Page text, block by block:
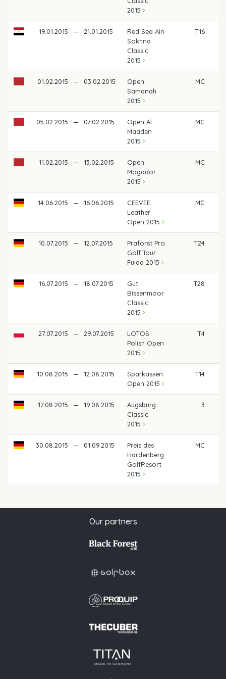
2015
19.01.2015 — 21.01.2015
Red Sea Ain
Sokhna
Classic
2015
T16
01.02.2015 — 03.02.2015
Open
Samanah
2015
MC
05.02.2015 — 07.02.2015
Open Al
Maaden
2015
MC
11.02.2015 — 13.02.2015
Open
Mogador
2015
MC
14.06.2015 — 16.06.2015
CEEVEE
Leather
Open 2015
MC
10.07.2015 — 12.07.2015
Praforst Pro
Golf Tour
Fulda 2015
T24
16.07.2015 — 18.07.2015
Gut
Bissenmoor
Classic
2015
T28
27.07.2015 — 29.07.2015
LOTOS
Polish Open
2015
T4
10.08.2015 — 12.08.2015
Sparkassen
Open 2015
T14
17.08.2015 — 19.08.2015
Augsburg
Classic
2015
3
30.08.2015 — 01.09.2015
Preis des
Hardenberg
GolfResort
2015
MC
Our partners